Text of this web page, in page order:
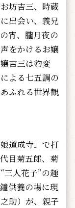
坊吉三、時蔵
出会い、義兄
宵、朧月夜の
をかけるお嬢
吉三は豹変
よる七五調の
ふれる世界観
道成寺』で打
目菊五郎、菊
三人花子”の趣
供養の場に現
助）が、親子